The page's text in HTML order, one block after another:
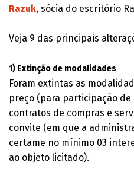
Razuk, sócia do escritório
Veja 9 das principais
1) Extinção de modalidades
Foram extintas as
preço (para participação
contratos de compras e
convite (em que a
certame no mínimo 03
ao objeto licitado).